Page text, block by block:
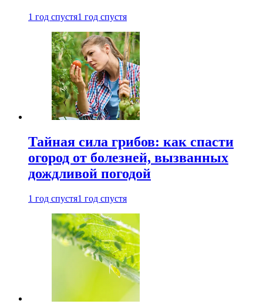
1 год спустя1 год спустя
Тайная сила грибов: как спасти
огород от болезней, вызванных
дождливой погодой
1 год спустя1 год спустя